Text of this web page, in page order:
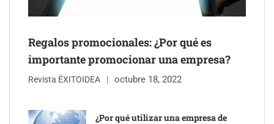
inmobiliarios: hasta 82% de ahorro por cobro
Regalos promocionales: ¿Por qué es
importante promocionar una empresa?
Revista ÉXITOIDEA octubre 18, 2022
¿Por qué utilizar una empresa de